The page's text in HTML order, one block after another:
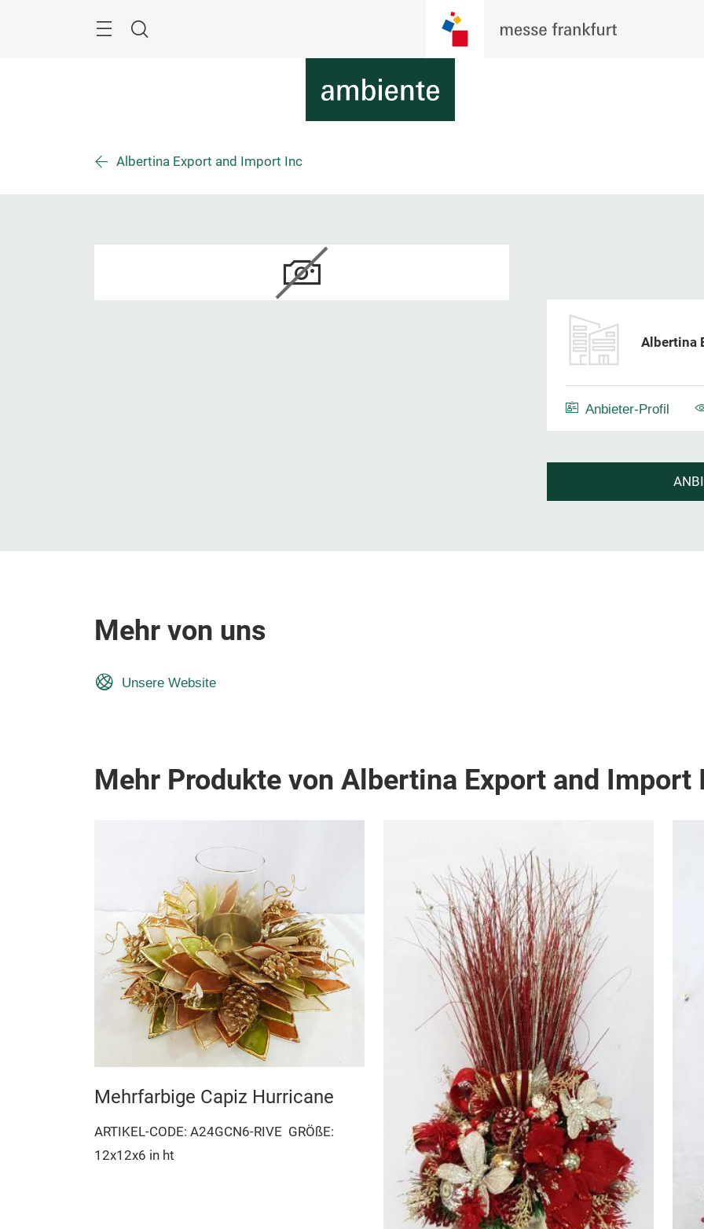
Suche
Albertina Export and Import Inc
Albertina
Anbieter-Profil
Mehr von uns
Unsere Website
Mehr Produkte von Albertina Export and Import
Mehrfarbige Capiz Hurricane
ARTIKEL-CODE: A24GCN6-RIVE GRÖßE:
12x12x6 in ht